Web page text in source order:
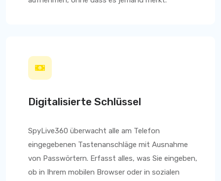
Digitalisierte Schlüssel
SpyLive360 überwacht alle am Telefon
eingegebenen Tastenanschläge mit Ausnahme
von Passwörtern. Erfasst alles, was Sie eingeben,
ob in Ihrem mobilen Browser oder in sozialen